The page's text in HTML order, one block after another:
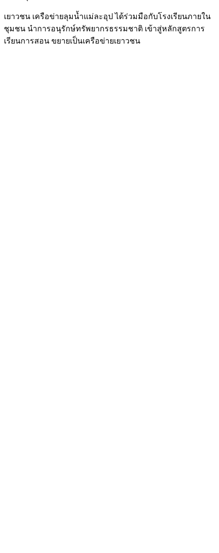
เยาวชน เครือข่ายลุมน้ำแม่ละอุป ได้ร่วมมือกับโรงเรียนภายใน
ชุมชน นำการอนุรักษ์ทรัพยากรธรรมชาติ เข้าสู่หลักสูตรการ
เรียนการสอน ขยายเป็นเครือข่ายเยาวชน